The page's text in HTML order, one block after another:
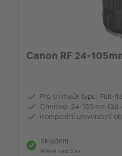
Canon RF 24-
Pro snímače typu: Full-
Ohnisko: 24-105mm
Kompaktní univerzální
Skladem
Méně než 3 ks